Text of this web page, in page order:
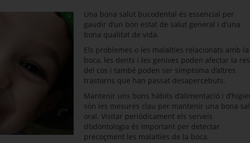
Una bona salut bucodental és essencial per
gaudir d’un bon estat de salut general i d’una
bona qualitat de vida.
Els problemes o les malalties relacionats amb la
boca, les dents i les genives poden afectar la
del cos i també poden ser símptoma d’altres
trastorns que han passat desapercebuts.
Mantenir uns bons hàbits d’alimentació i
són les mesures clau per mantenir una bona
oral. Visitar periòdicament els serveis
d’odontologia és important per detectar
precoçment les malalties de la boca.